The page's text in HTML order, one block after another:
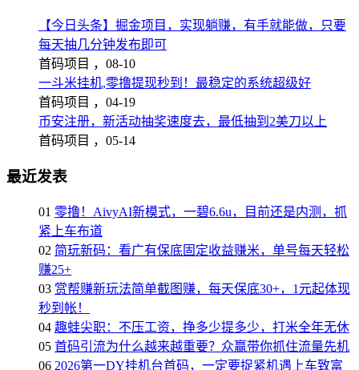
【今日头条】掘金项目，实现躺赚，有手就能做，只要
每天抽几分钟发布即可
首码项目 ， 08-10
一斗米挂机,零撸提现秒到！最稳定的系统超级好
首码项目 ， 04-19
币安注册，新活动抽奖速度去，最低抽到2美刀以上
首码项目 ， 05-14
最近发表
01 零撸！AivyAI新模式，一碧6.6u，目前还是内测，抓
紧上车布道
02 简玩新码：看广有保底固定收益赚米，单号每天轻松
赚25+
03 赏帮赚新玩法简单截图赚，每天保底30+，1元起体现
秒到帐！
04 趣蛙尖职：不压工资，挣多少提多少，打米全年无休
05 首码引流为什么越来越重要？众赢带你抓住流量先机
06 2026第一DY挂机台首码，一定要捉紧机遇上车致富